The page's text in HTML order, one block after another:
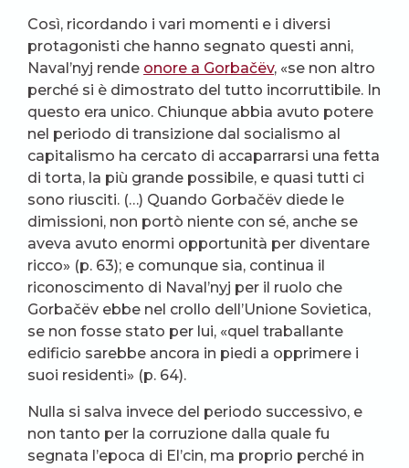
Così, ricordando i vari momenti e i diversi
protagonisti che hanno segnato questi anni,
Naval’nyj rende onore a Gorbačëv, «se non altro
perché si è dimostrato del tutto incorruttibile. In
questo era unico. Chiunque abbia avuto potere
nel periodo di transizione dal socialismo al
capitalismo ha cercato di accaparrarsi una fetta
di torta, la più grande possibile, e quasi tutti ci
sono riusciti. (…) Quando Gorbačëv diede le
dimissioni, non portò niente con sé, anche se
aveva avuto enormi opportunità per diventare
ricco» (p. 63); e comunque sia, continua il
riconoscimento di Naval’nyj per il ruolo che
Gorbačëv ebbe nel crollo dell’Unione Sovietica,
se non fosse stato per lui, «quel traballante
edificio sarebbe ancora in piedi a opprimere i
suoi residenti» (p. 64).
Nulla si salva invece del periodo successivo, e
non tanto per la corruzione dalla quale fu
segnata l’epoca di El’cin, ma proprio perché in